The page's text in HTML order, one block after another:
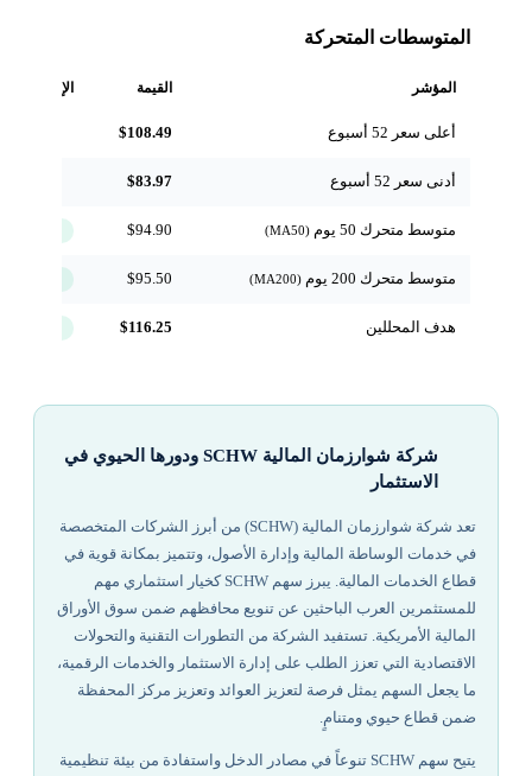
المتوسطات المتحركة
المؤشر القيمة الإشارة
أعلى سعر 52 أسبوع $108.49
أدنى سعر 52 أسبوع $83.97
متوسط متحرك 50 يوم $94.90
متوسط متحرك 200 يوم $95.50
هدف المحللين $116.25
شركة شوارزمان المالية SCHW ودورها الحيوي في
الاستثمار
تعد شركة شوارزمان المالية (SCHW) من أبرز الشركات المتخصصة
في خدمات الوساطة المالية وإدارة الأصول، وتتميز بمكانة قوية في
قطاع الخدمات المالية. يبرز سهم SCHW كخيار استثماري مهم
للمستثمرين العرب الباحثين عن تنويع محافظهم ضمن سوق الأوراق
المالية الأمريكية. تستفيد الشركة من التطورات التقنية والتحولات
الاقتصادية التي تعزز الطلب على إدارة الاستثمار والخدمات الرقمية،
ما يجعل السهم يمثل فرصة لتعزيز العوائد وتعزيز مركز المحفظة
ضمن قطاع حيوي ومتنامٍ.
يتيح سهم SCHW تنوعاً في مصادر الدخل واستفادة من بيئة تنظيمية